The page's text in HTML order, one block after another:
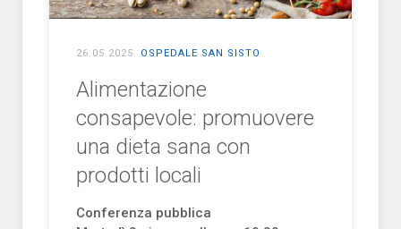
26.05.2025 OSPEDALE SAN SISTO
Alimentazione
consapevole: promuovere
una dieta sana con
prodotti locali
Conferenza pubblica